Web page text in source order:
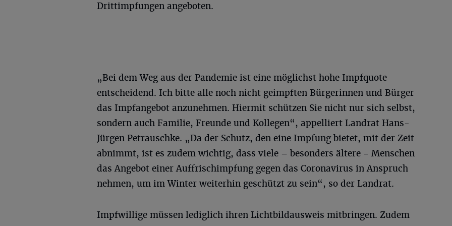
Drittimpfungen angeboten.
„Bei dem Weg aus der Pandemie ist eine möglichst hohe Impfquote
entscheidend. Ich bitte alle noch nicht geimpften Bürgerinnen und Bürger
das Impfangebot anzunehmen. Hiermit schützen Sie nicht nur sich selbst,
sondern auch Familie, Freunde und Kollegen“, appelliert Landrat Hans-
Jürgen Petrauschke. „Da der Schutz, den eine Impfung bietet, mit der Zeit
abnimmt, ist es zudem wichtig, dass viele – besonders ältere - Menschen
das Angebot einer Auffrischimpfung gegen das Coronavirus in Anspruch
nehmen, um im Winter weiterhin geschützt zu sein“, so der Landrat.
Impfwillige müssen lediglich ihren Lichtbildausweis mitbringen. Zudem